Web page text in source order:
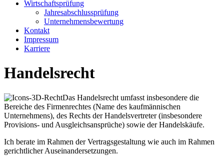
Wirtschaftsprüfung
Jahresabschlussprüfung
Unternehmensbewertung
Kontakt
Impressum
Karriere
Handelsrecht
Das Handelsrecht umfasst insbesondere die
Bereiche des Firmenrechtes (Name des kaufmännischen
Unternehmens), des Rechts der Handelsvertreter (insbesondere
Provisions- und Ausgleichsansprüche) sowie der Handelskäufe.
Ich berate im Rahmen der Vertragsgestaltung wie auch im Rahmen
gerichtlicher Auseinandersetzungen.